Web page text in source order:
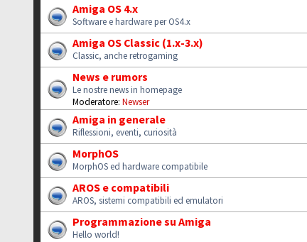
Amiga OS 4.x
Software e hardware per OS4.x
Amiga OS Classic (1.x-3.x)
Classic, anche retrogaming
News e rumors
Le nostre news in homepage
Moderatore: Newser
Amiga in generale
Riflessioni, eventi, curiosità
MorphOS
MorphOS ed hardware compatibile
AROS e compatibili
AROS, sistemi compatibili ed emulatori
Programmazione su Amiga
Hello world!